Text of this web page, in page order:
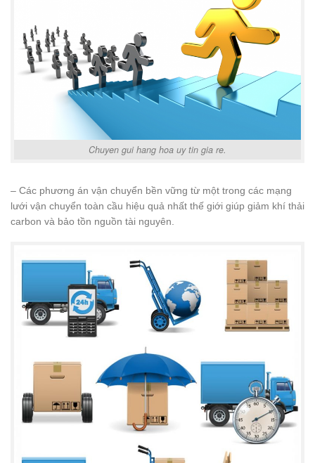
Chuyen gui hang hoa uy tin gia re.
– Các phương án vận chuyển bền vững từ một trong các mạng
lưới vận chuyển toàn cầu hiệu quả nhất thế giới giúp giảm khí thải
carbon và bảo tồn nguồn tài nguyên.